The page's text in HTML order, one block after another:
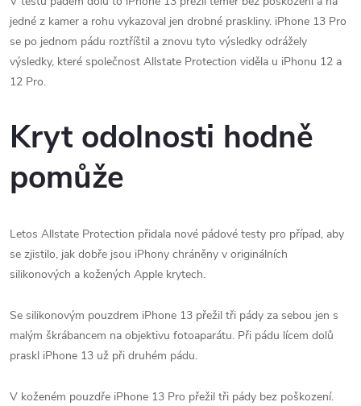
jedné z kamer a rohu vykazoval jen drobné praskliny. iPhone 13 Pro‌
se po jednom pádu roztříštil a znovu tyto výsledky odrážely
výsledky, které společnost Allstate Protection viděla u iPhonu 12‌ a
12 Pro.
Kryt odolnosti hodně
pomůže
Letos Allstate Protection přidala nové pádové testy pro případ, aby
se zjistilo, jak dobře jsou iPhony chráněny v originálních
silikonových a kožených Apple krytech.
Se silikonovým pouzdrem ‌iPhone 13‌ přežil tři pády za sebou jen s
malým škrábancem na objektivu fotoaparátu. Při pádu lícem dolů
praskl iPhone 13 už při druhém pádu.
V koženém pouzdře iPhone 13 Pro‌ přežil tři pády bez poškození.